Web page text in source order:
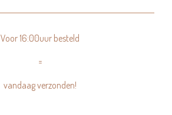
Voor 16:00uur besteld
=
vandaag verzonden!